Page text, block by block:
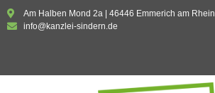
Am Halben Mond 2a | 46446 Emmerich am Rhein
info@kanzlei-sindern.de